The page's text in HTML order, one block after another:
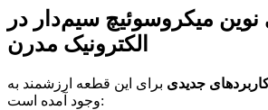
نوین میکروسوئیچ سیم‌دار در
الکترونیک مدرن
جدیدی برای این قطعه ارزشمند به
وجود آمده است: